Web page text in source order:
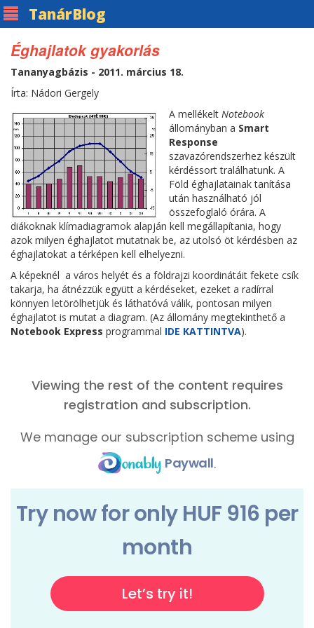
TanárBlog
Éghajlatok gyakorlás
Tananyagbázis - 2011. március 18.
Írta: Nádori Gergely
A mellékelt Notebook
állományban a Smart
Response
szavazórendszerhez készült
kérdéssort tralálhatunk. A
Föld éghajlatainak tanítása
után használható jól
összefoglaló órára. A
diákoknak klímadiagramok alapján kell megállapítania, hogy
azok milyen éghajlatot mutatnak be, az utolsó öt kérdésben az
éghajlatokat a térképen kell elhelyezni.
A képeknél a város helyét és a földrajzi koordinátáit fekete csík
takarja, ha átnézzük együtt a kérdéseket, ezeket a radírral
könnyen letörölhetjük és láthatóvá válik, pontosan milyen
éghajlatot is mutat a diagram. (Az állomány megtekinthető a
Notebook Express programmal IDE KATTINTVA).